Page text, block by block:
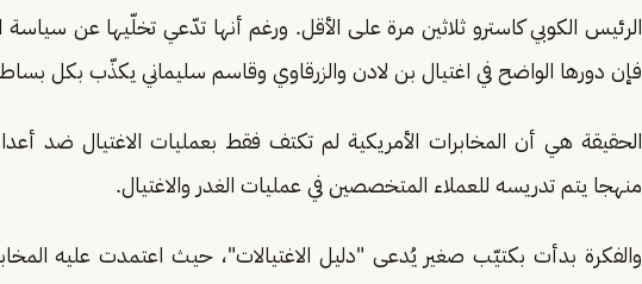
الرئيس الكوبي كاسترو ثلاثين مرة على الأقل. ورغم أنها تدّعي تخلّيها عن سياسة
فإن دورها الواضح في اغتيال بن لادن والزرقاوي وقاسم سليماني يكذّب بكل
الحقيقة هي أن المخابرات الأمريكية لم تكتف فقط بعمليات الاغتيال ضد
منهجا يتم تدريسه للعملاء المتخصصين في عمليات الغدر والاغتيال.
والفكرة بدأت بكتيّب صغير يُدعى "دليل الاغتيالات"، حيث اعتمدت عليه